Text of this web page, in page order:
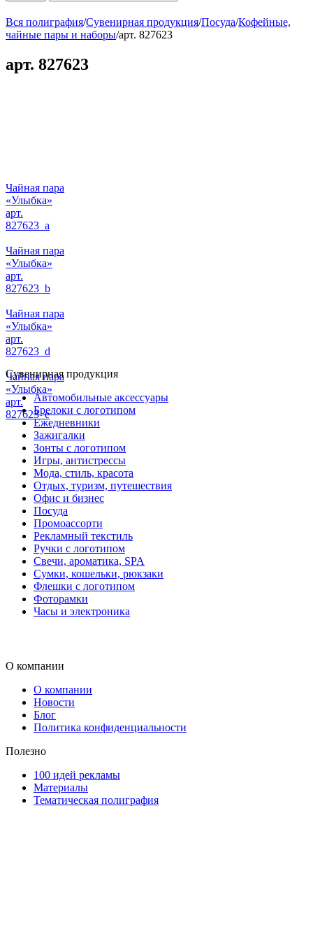
Вся полиграфия/Сувенирная продукция/Посуда/Кофейные,
чайные пары и наборы/арт. 827623
арт. 827623
Чайная пара
«Улыбка»
арт.
827623_a
Чайная пара
«Улыбка»
арт.
827623_b
Чайная пара
«Улыбка»
арт.
827623_d
Чайная пара
«Улыбка»
арт.
827623_e
Сувенирная продукция
Автомобильные аксессуары
Брелоки с логотипом
Ежедневники
Зажигалки
Зонты с логотипом
Игры, антистрессы
Мода, стиль, красота
Отдых, туризм, путешествия
Офис и бизнес
Посуда
Промоассорти
Рекламный текстиль
Ручки с логотипом
Свечи, ароматика, SPA
Сумки, кошельки, рюкзаки
Флешки с логотипом
Фоторамки
Часы и электроника
О компании
О компании
Новости
Блог
Политика конфиденциальности
Полезно
100 идей рекламы
Материалы
Тематическая полиграфия